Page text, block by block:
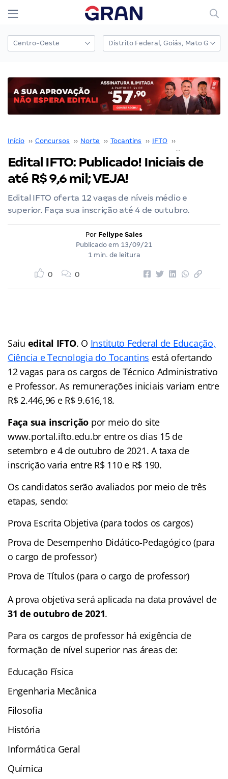
Início ›› Concursos ›› Norte ›› Tocantins ›› IFTO ››
Edital IFTO: Publicado! Iniciais de
até R$ 9,6 mil; VEJA!
Edital IFTO oferta 12 vagas de níveis médio e
superior. Faça sua inscrição até 4 de outubro.
Por Fellype Sales
Publicado em 13/09/21
1 min. de leitura
0 0
Saiu edital IFTO. O Instituto Federal de Educação,
Ciência e Tecnologia do Tocantins está ofertando
12 vagas para os cargos de Técnico Administrativo
e Professor. As remunerações iniciais variam entre
R$ 2.446,96 e R$ 9.616,18.
Faça sua inscrição por meio do site
www.portal.ifto.edu.br entre os dias 15 de
setembro e 4 de outubro de 2021. A taxa de
inscrição varia entre R$ 110 e R$ 190.
Os candidatos serão avaliados por meio de três
etapas, sendo:
Prova Escrita Objetiva (para todos os cargos)
Prova de Desempenho Didático-Pedagógico (para
o cargo de professor)
Prova de Títulos (para o cargo de professor)
A prova objetiva será aplicada na data provável de
31 de outubro de 2021.
Para os cargos de professor há exigência de
formação de nível superior nas áreas de:
Educação Física
Engenharia Mecânica
Filosofia
História
Informática Geral
Química